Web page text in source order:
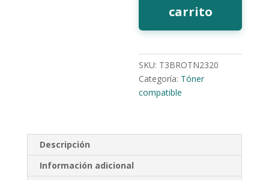
carrito
SKU: T3BROTN2320
Categoría: Tóner
compatible
Descripción
Información adicional